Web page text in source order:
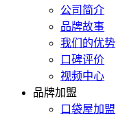
公司简介
品牌故事
我们的优势
口碑评价
视频中心
品牌加盟
口袋屋加盟